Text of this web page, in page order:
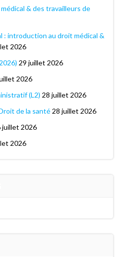
& des travailleurs de
: introduction au droit médical &
2026
29 juillet 2026
2026
(L2) 28 juillet 2026
de la santé28 juillet 2026
juillet 2026
2026